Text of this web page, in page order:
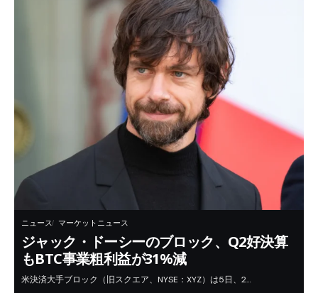
ニュース マーケットニュース
ジャック・ドーシーのブロック、Q2好決算
もBTC事業粗利益が31%減
米決済大手ブロック（旧スクエア、NYSE：XYZ）は5日、2…